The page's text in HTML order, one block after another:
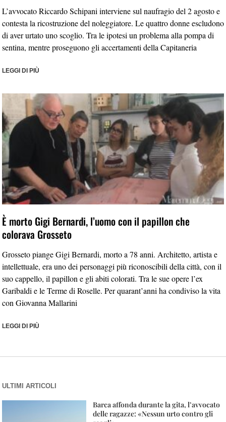
L’avvocato Riccardo Schipani interviene sul naufragio del 2 agosto e
contesta la ricostruzione del noleggiatore. Le quattro donne escludono
di aver urtato uno scoglio. Tra le ipotesi un problema alla pompa di
sentina, mentre proseguono gli accertamenti della Capitaneria
LEGGI DI PIÙ
È morto Gigi Bernardi, l’uomo con il papillon che
colorava Grosseto
Grosseto piange Gigi Bernardi, morto a 78 anni. Architetto, artista e
intellettuale, era uno dei personaggi più riconoscibili della città, con il
suo cappello, il papillon e gli abiti colorati. Tra le sue opere l’ex
Garibaldi e le Terme di Roselle. Per quarant’anni ha condiviso la vita
con Giovanna Mallarini
LEGGI DI PIÙ
ULTIMI ARTICOLI
Barca affonda durante la gita, l’avvocato
delle ragazze: «Nessun urto contro gli